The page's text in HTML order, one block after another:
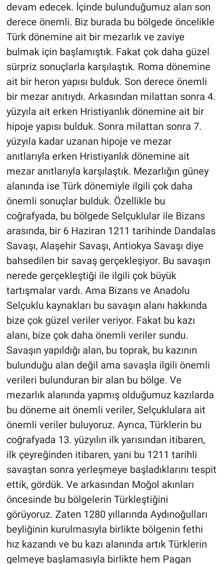
devam edecek. İçinde bulunduğumuz alan son
derece önemli. Biz burada bu bölgede öncelikle
Türk dönemine ait bir mezarlık ve zaviye
bulmak için başlamıştık. Fakat çok daha güzel
sürpriz sonuçlarla karşılaştık. Roma dönemine
ait bir heron yapısı bulduk. Son derece önemli
bir mezar anıtıydı. Arkasından milattan sonra 4.
yüzyıla ait erken Hristiyanlık dönemine ait bir
hipoje yapısı bulduk. Sonra milattan sonra 7.
yüzyıla kadar uzanan hipoje ve mezar
anıtlarıyla erken Hristiyanlık dönemine ait
mezar anıtlarıyla karşılaştık. Mezarlığın güney
alanında ise Türk dönemiyle ilgili çok daha
önemli sonuçlar bulduk. Özellikle bu
coğrafyada, bu bölgede Selçuklular ile Bizans
arasında, bir 6 Haziran 1211 tarihinde Dandalas
Savaşı, Alaşehir Savaşı, Antiokya Savaşı diye
bahsedilen bir savaş gerçekleşiyor. Bu savaşın
nerede gerçekleştiği ile ilgili çok büyük
tartışmalar vardı. Ama Bizans ve Anadolu
Selçuklu kaynakları bu savaşın alanı hakkında
bize çok güzel veriler veriyor. Fakat bu kazı
alanı, bize çok daha önemli veriler sundu.
Savaşın yapıldığı alan, bu toprak, bu kazının
bulunduğu alan değil ama savaşla ilgili önemli
verileri bulunduran bir alan bu bölge. Ve
mezarlık alanında yapmış olduğumuz kazılarda
bu döneme ait önemli veriler, Selçuklulara ait
önemli veriler buluyoruz. Ayrıca, Türklerin bu
coğrafyada 13. yüzyılın ilk yarısından itibaren,
ilk çeyreğinden itibaren, yani bu 1211 tarihli
savaştan sonra yerleşmeye başladıklarını tespit
ettik, gördük. Ve arkasından Moğol akınları
öncesinde bu bölgelerin Türkleştiğini
görüyoruz. Zaten 1280 yıllarında Aydınoğulları
beyliğinin kurulmasıyla birlikte bölgenin fethi
hız kazandı ve bu kazı alanında artık Türklerin
gelmeye başlamasıyla birlikte hem Pagan